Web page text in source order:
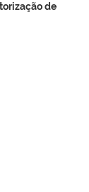
de